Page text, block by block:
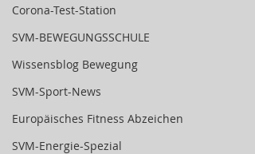
Corona-Test-Station
SVM-BEWEGUNGSSCHULE
Wissensblog Bewegung
SVM-Sport-News
Europäisches Fitness Abzeichen
SVM-Energie-Spezial